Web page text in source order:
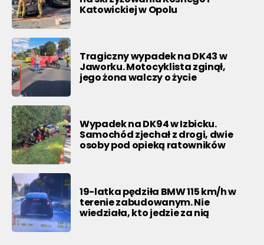
Katowickiej w Opolu
Tragiczny wypadek na DK43 w
Jaworku. Motocyklista zginął,
jego żona walczy o życie
Wypadek na DK94 w Izbicku.
Samochód zjechał z drogi, dwie
osoby pod opieką ratowników
19-latka pędziła BMW 115 km/h w
terenie zabudowanym. Nie
wiedziała, kto jedzie za nią